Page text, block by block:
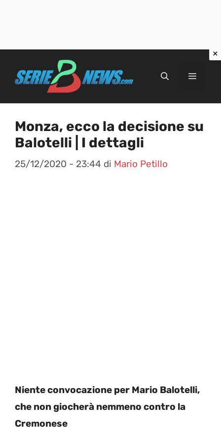
Menu
Monza, ecco la decisione su
Balotelli | I dettagli
25/12/2020 - 23:44 di Mario Petillo
Niente convocazione per Mario Balotelli,
che non giocherà nemmeno contro la
Cremonese